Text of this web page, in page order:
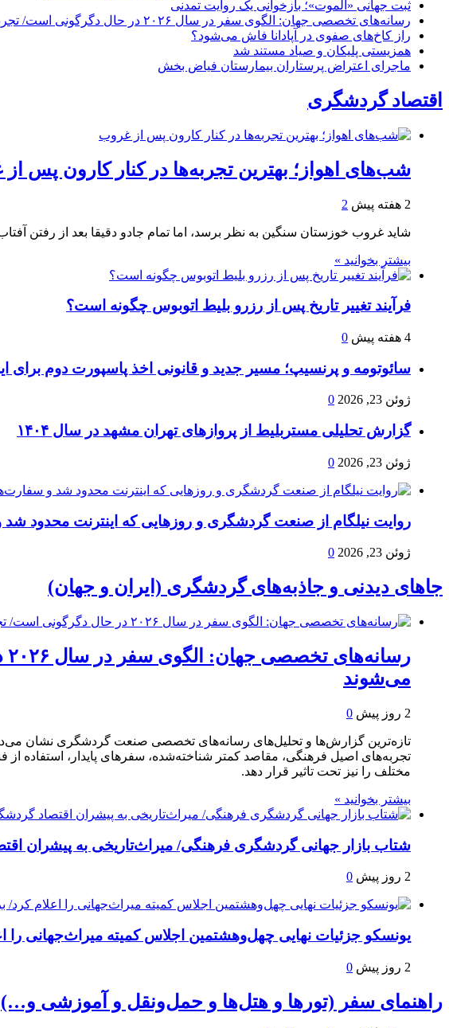
ثبت جهانی «الموت»؛ بازخوانی یک روایت تمدنی
رسانه‌های تخصصی جهان: الگوی سفر در سال ۲۰۲۶ در حال دگرگونی است/ تجربه، پایداری و فناوری جایگزین سفرهای سنتی می‌شوند
راز کاخ‌های صفوی در آپادانا فاش می‌شود؟
همزیستی پلیکان و صیاد مستند شد
ماجرای اعتراض پرستاران بیمارستان فیاض بخش
اقتصاد گردشگری
شب‌های اهواز؛ بهترین تجربه‌ها در کنار کارون پس
2 هفته پیش 2
شاید غروب خوزستان سنگین به نظر برسد، اما تمام جادو دقیقا بعد از رفتن
بیشتر بخوانید »
فرآیند تغییر تاریخ پس از رزرو بلیط اتوبوس چگونه است؟
4 هفته پیش 0
سائوتومه و پرنسیپ؛ مسیر جدید و قانونی اخذ پاسپورت دوم برای
ژوئن 23, 2026 0
گزارش تحلیلی مستربلیط از پروازهای تهران مشهد در سال ۱۴۰۴
ژوئن 23, 2026 0
روایت نیلگام از صنعت گردشگری و روزهایی که اینترنت محدود شد
ژوئن 23, 2026 0
جاهای دیدنی و جاذبه‌های گردشگری (ایران و جهان)
می‌شوند
2 روز پیش 0
تجربه‌های اصیل فرهنگی، مقاصد کمتر شناخته‌شده، سفرهای پایدار،
مختلف را نیز تحت تاثیر قرار دهد.
بیشتر بخوانید »
شتاب بازار جهانی گردشگری فرهنگی/ میراث‌تاریخی به پیشران
2 روز پیش 0
یونسکو جزئیات نهایی چهل‌وهشتمین اجلاس کمیته میراث‌جهانی را اعلام کرد/ بررسی ۳۰ پرونده ثبت‌جهانی و ارزیابی
2 روز پیش 0
راهنمای سفر (تورها و هتل‌ها و حمل‌و‌نقل و آموزشی و…)